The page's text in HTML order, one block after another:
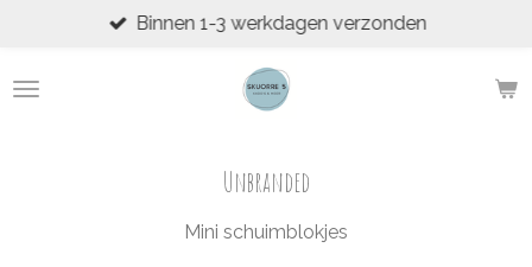
naar
Binnen 1-3 werkdagen verzonden
Unbranded
Mini schuimblokjes